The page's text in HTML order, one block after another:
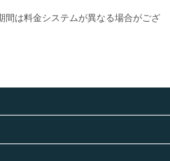
は料金システムが異なる場合がござ